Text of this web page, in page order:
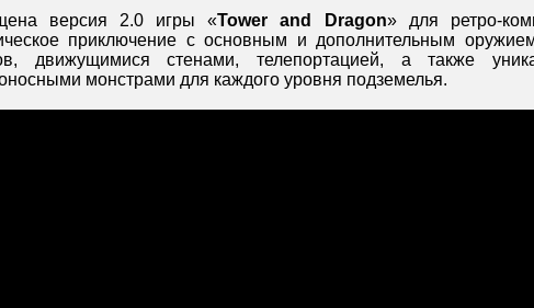
версия 2.0 игры «Tower and Dragon» для ретро-
приключение с основным и дополнительным
движущимися стенами, телепортацией, а также
монстрами для каждого уровня подземелья.